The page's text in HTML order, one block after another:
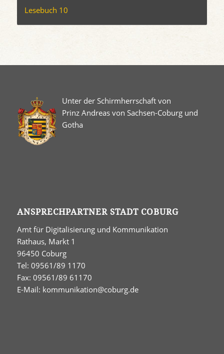
Lesebuch 10
Unter der Schirmherrschaft von
Prinz Andreas von Sachsen-Coburg und
Gotha
ANSPRECHPARTNER STADT COBURG
Amt für Digitalisierung und Kommunikation
Rathaus, Markt 1
96450 Coburg
Tel: 09561/89 1170
Fax: 09561/89 61170
E-Mail: kommunikation@coburg.de